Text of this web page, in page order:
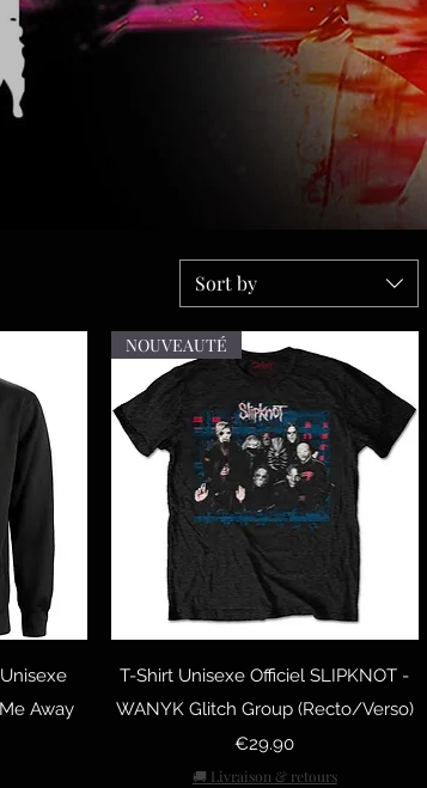
Sort by
Away
Quick View
NOUVEAUTÉ
T-Shirt Unisexe Officiel SLIPKNOT -
WANYK Glitch Group (Recto/Verso)
Price
€29.90
🚚 Livraison & retours